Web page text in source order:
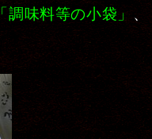
「調味料等の小袋」 、